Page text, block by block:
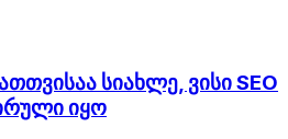
სიახლე, ვისი SEO
იყო